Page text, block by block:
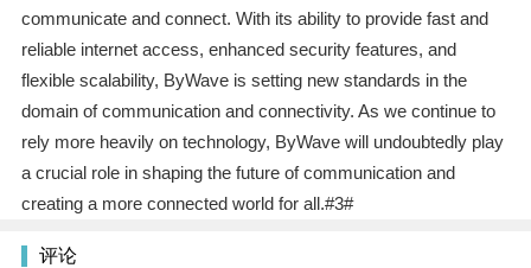
communicate and connect. With its ability to provide fast and
reliable internet access, enhanced security features, and
flexible scalability, ByWave is setting new standards in the
domain of communication and connectivity. As we continue to
rely more heavily on technology, ByWave will undoubtedly play
a crucial role in shaping the future of communication and
creating a more connected world for all.#3#
评论